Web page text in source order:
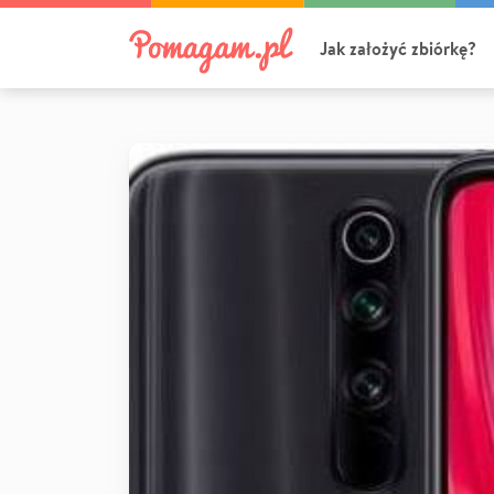
Jak założyć zbiórkę?